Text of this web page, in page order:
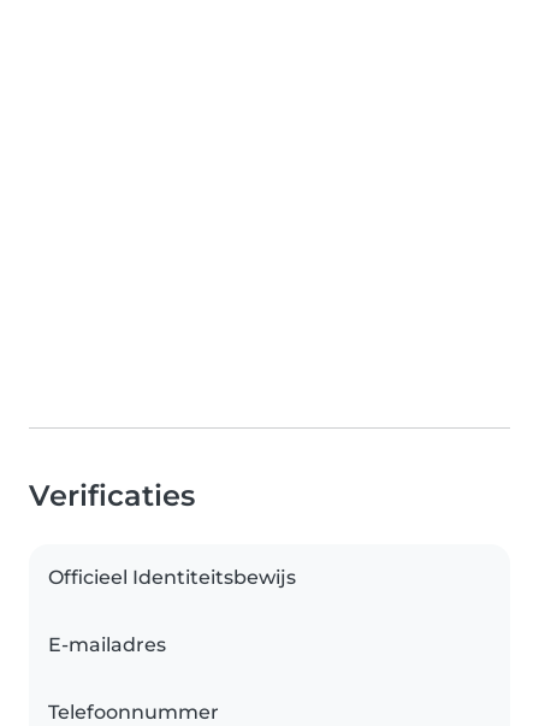
Verificaties
Officieel Identiteitsbewijs
E-mailadres
Telefoonnummer